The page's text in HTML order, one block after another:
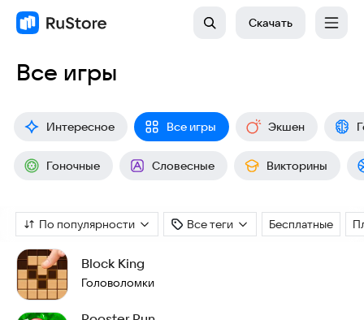
Скачать
Все игры
Интересное Все игры Экшен
Гоночные Словесные Викторины
По популярности Все теги Бесплатные
Block King
Головоломки